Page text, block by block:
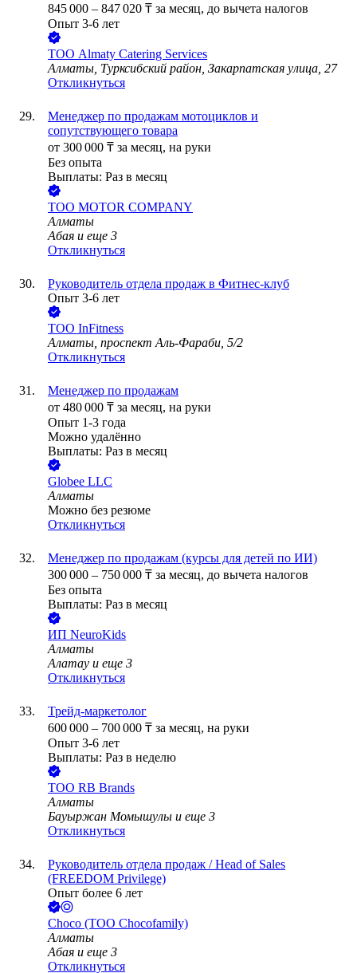
845 000 – 847 020 ₸ за месяц, до вычета налогов
Опыт 3-6 лет
ТОО Almaty Catering Services
Алматы, Турксибский район, Закарпатская улица, 27
Откликнуться
Менеджер по продажам мотоциклов и
сопутствующего товара
от 300 000 ₸ за месяц, на руки
Без опыта
Выплаты: Раз в месяц
ТОО МОТОR СОМPANY
Алматы
Абая и еще 3
Откликнуться
Руководитель отдела продаж в Фитнес-клуб
Опыт 3-6 лет
ТОО InFitness
Алматы, проспект Аль-Фараби, 5/2
Откликнуться
Менеджер по продажам
от 480 000 ₸ за месяц, на руки
Опыт 1-3 года
Можно удалённо
Выплаты: Раз в месяц
Globee LLC
Алматы
Можно без резюме
Откликнуться
Менеджер по продажам (курсы для детей по ИИ)
300 000 – 750 000 ₸ за месяц, до вычета налогов
Без опыта
Выплаты: Раз в месяц
ИП NeuroKids
Алматы
Алатау и еще 3
Откликнуться
Трейд-маркетолог
600 000 – 700 000 ₸ за месяц, на руки
Опыт 3-6 лет
Выплаты: Раз в неделю
ТОО RB Brands
Алматы
Бауыржан Момышулы и еще 3
Откликнуться
Руководитель отдела продаж / Head of Sales
(FREEDOM Privilege)
Опыт более 6 лет
Choco (ТОО Chocofamily)
Алматы
Абая и еще 3
Откликнуться